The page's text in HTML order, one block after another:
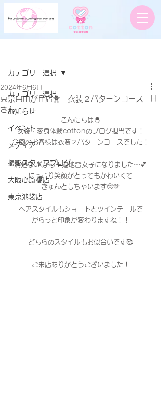
カテゴリー選択
お知らせ
イベント
メディア
撮影スタッフブログ
大阪心斎橋店
東京池袋店
カテゴリー選択
東京自由が丘店🐥 衣装２パターンコース H
さん
2024年6月6日
こんにちは🐣
女装・変身体験cottonのブログ担当です！
今回のお客様は衣装２パターンコースでした！
清楚なJKから王道地雷女子になりました〜💕
にっこり笑顔がとってもかわいくて
きゅんとしちゃいます🥺🫶
ヘアスタイルもショートとツインテールで
がらっと印象が変わりますね！！
どちらのスタイルもお似合いです🥰
ご来店ありがとうございました！